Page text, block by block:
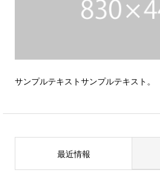
サンプルテキストサンプルテキスト。
最近情報